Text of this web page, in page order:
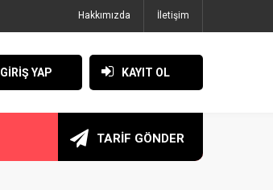
Hakkımızda İletişim
GİRİŞ YAP KAYIT OL
TARİF GÖNDER